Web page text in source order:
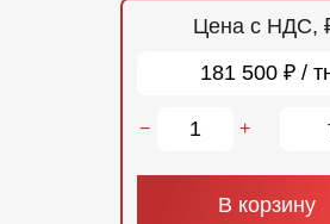
Цена с НДС,
181 500 ₽ /
− +
В корзину